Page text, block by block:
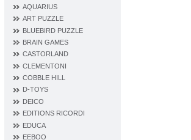
AQUARIUS
ART PUZZLE
BLUEBIRD PUZZLE
BRAIN GAMES
CASTORLAND
CLEMENTONI
COBBLE HILL
D‐TOYS
DEICO
EDITIONS RICORDI
EDUCA
EEBOO